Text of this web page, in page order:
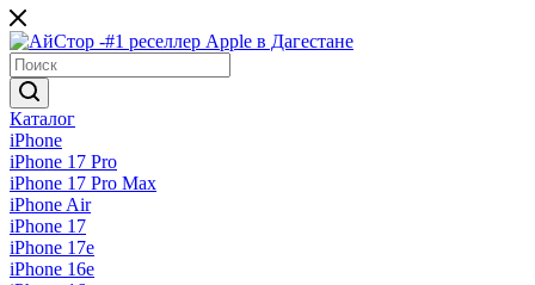
Каталог
iPhone
iPhone 17 Pro
iPhone 17 Pro Max
iPhone Air
iPhone 17
iPhone 17e
iPhone 16e